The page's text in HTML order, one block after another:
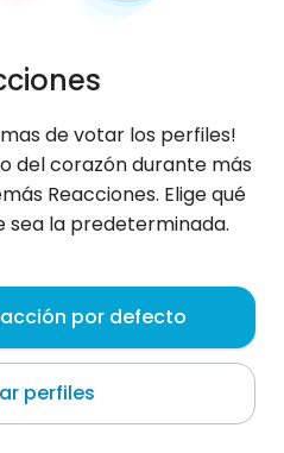
de votar los perfiles!
del corazón durante más
Reacciones. Elige qué
sea la predeterminada.
por defecto
perfiles